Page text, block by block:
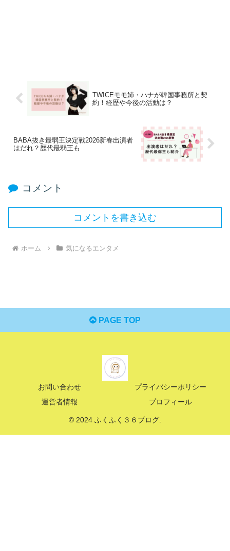
TWICEモモ姉・ハナが韓国事務所と契
約！経歴や今後の活動は？
BABA抜き最弱王決定戦2026新春出演者
はだれ？歴代最弱王も
コメント
コメントを書き込む
ホーム 気になるエンタメ
PAGE TOP
お問い合わせ
プライバシーポリシー
運営者情報
プロフィール
© 2024 ふくふく３６ブログ.